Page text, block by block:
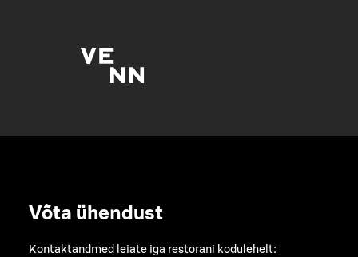
Võta ühendust
Kontaktandmed leiate iga restorani kodulehelt: